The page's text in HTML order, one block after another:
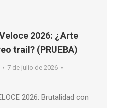
2026: ¿Arte
trail? (PRUEBA)
7 de julio de 2026
2026: Brutalidad con